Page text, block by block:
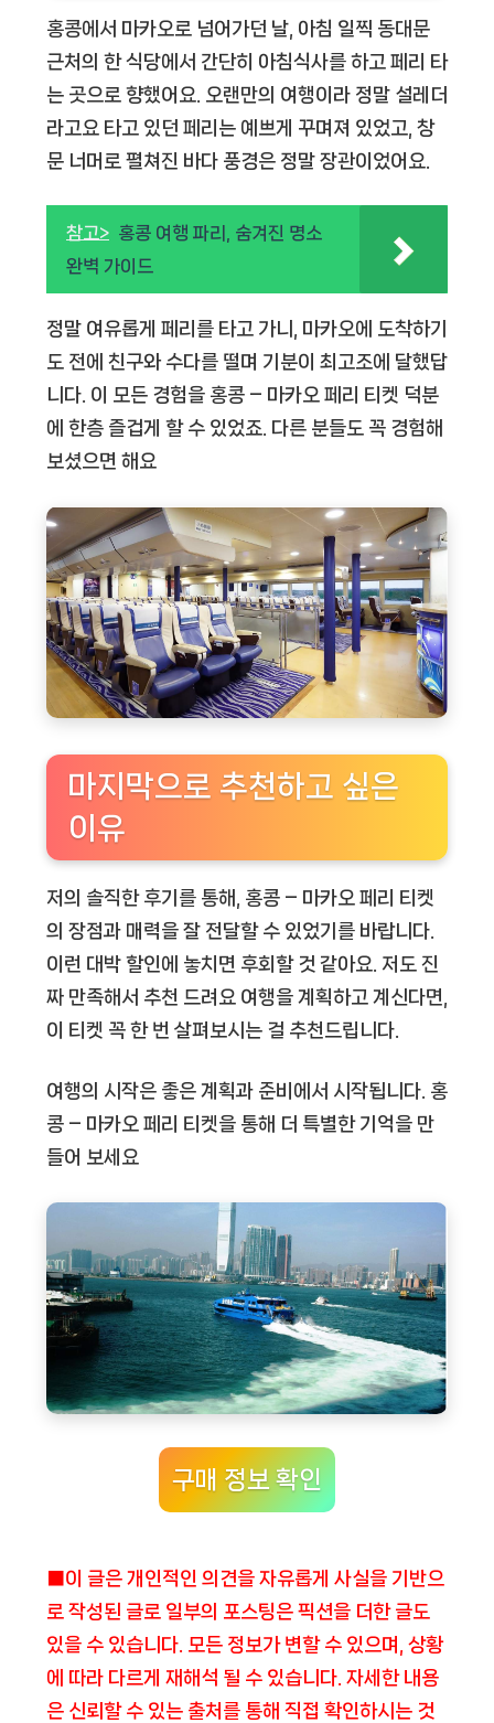
홍콩에서 마카오로 넘어가던 날, 아침 일찍 동대문
근처의 한 식당에서 간단히 아침식사를 하고 페리 타
는 곳으로 향했어요. 오랜만의 여행이라 정말 설레더
라고요 타고 있던 페리는 예쁘게 꾸며져 있었고, 창
문 너머로 펼쳐진 바다 풍경은 정말 장관이었어요.
참고> 홍콩 여행 파리, 숨겨진 명소
완벽 가이드
정말 여유롭게 페리를 타고 가니, 마카오에 도착하기
도 전에 친구와 수다를 떨며 기분이 최고조에 달했답
니다. 이 모든 경험을 홍콩 – 마카오 페리 티켓 덕분
에 한층 즐겁게 할 수 있었죠. 다른 분들도 꼭 경험해
보셨으면 해요
마지막으로 추천하고 싶은
이유
저의 솔직한 후기를 통해, 홍콩 – 마카오 페리 티켓
의 장점과 매력을 잘 전달할 수 있었기를 바랍니다.
이런 대박 할인에 놓치면 후회할 것 같아요. 저도 진
짜 만족해서 추천 드려요 여행을 계획하고 계신다면,
이 티켓 꼭 한 번 살펴보시는 걸 추천드립니다.
여행의 시작은 좋은 계획과 준비에서 시작됩니다. 홍
콩 – 마카오 페리 티켓을 통해 더 특별한 기억을 만
들어 보세요
구매 정보 확인
■이 글은 개인적인 의견을 자유롭게 사실을 기반으
로 작성된 글로 일부의 포스팅은 픽션을 더한 글도
있을 수 있습니다. 모든 정보가 변할 수 있으며, 상황
에 따라 다르게 재해석 될 수 있습니다. 자세한 내용
은 신뢰할 수 있는 출처를 통해 직접 확인하시는 것